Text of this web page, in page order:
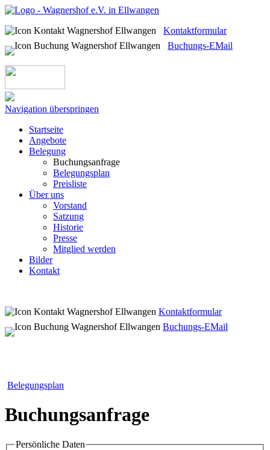
Kontaktformular
Buchungs-EMail
Navigation überspringen
Startseite
Angebote
Belegung
Buchungsanfrage
Belegungsplan
Preisliste
Über uns
Vorstand
Satzung
Historie
Presse
Mitglied werden
Bilder
Kontakt
Kontaktformular
Buchungs-EMail
Belegungsplan
Buchungsanfrage
Persönliche Daten